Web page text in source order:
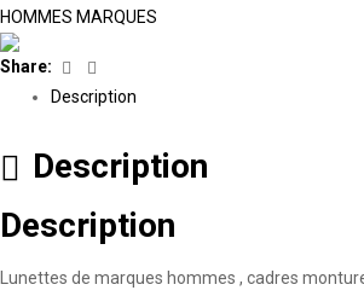
HOMMES MARQUES
Share: Facebook
Description
Description
Description
Lunettes de marques hommes , cadres